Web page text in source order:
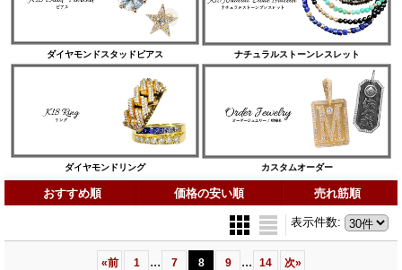
ダイヤモンドスタッドピアス ナチュラルストーンレスレット
ダイヤモンドリング カスタムオーダー
おすすめ順 価格の安い順 売れ筋順
表示件数:
«前 1 ... 7 8 9 ... 14 次»